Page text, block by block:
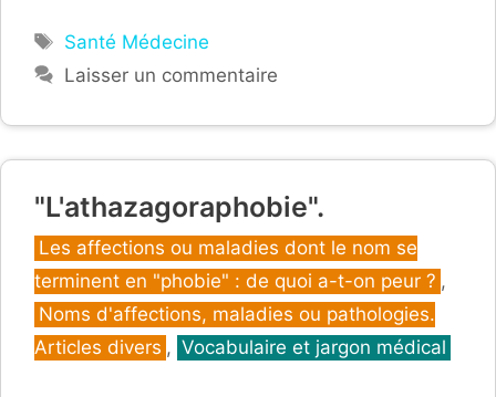
Étiquettes
Santé Médecine
Laisser un commentaire
"L'athazagoraphobie".
Catégories
Les affections ou maladies dont le nom se
terminent en "phobie" : de quoi a-t-on peur ? ,
Noms d'affections, maladies ou pathologies.
Articles divers , Vocabulaire et jargon médical